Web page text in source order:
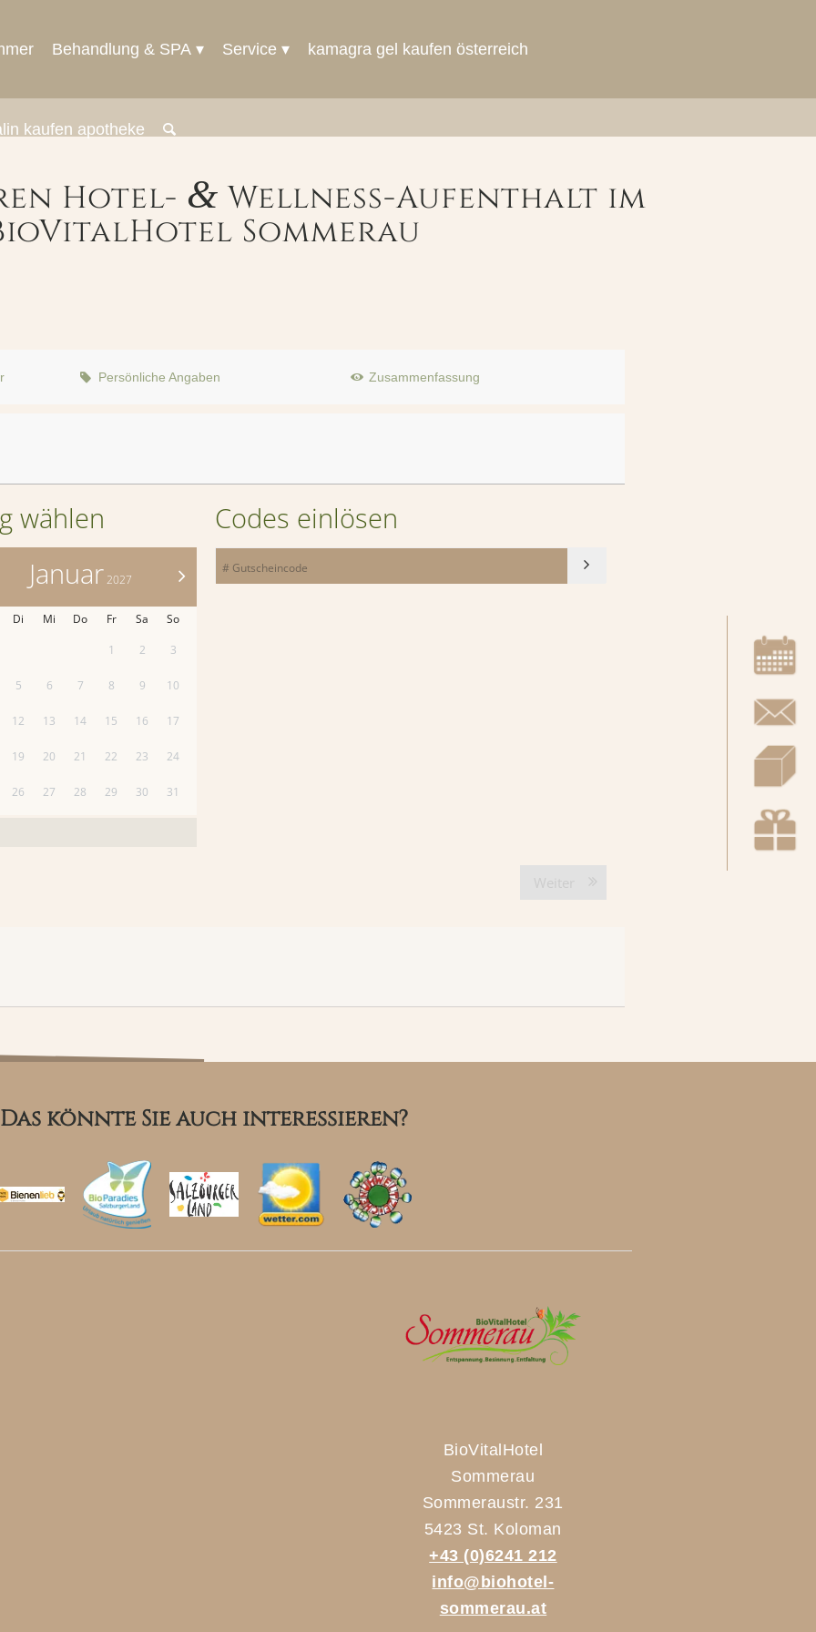
Behandlung & SPA Service kamagra gel kaufen österreich
kaufen apotheke
Hotel- & Wellness-Aufenthalt im
Sommerau
Persönliche Angaben Zusammenfassung
wählen
>
Januar2027
Di Mi Do Fr Sa
So
1
2 3
5 6 7 8 9 10
12 13 14 15 16 17
19 20 21 22 23 24
26 27 28 29 30 31
Codes einlösen
Das könnte Sie auch interessieren?
BioVitalHotel
Sommerau
Sommeraustr. 231
5423 St. Koloman
+43 (0)6241 212
info@biohotel-
sommerau.at